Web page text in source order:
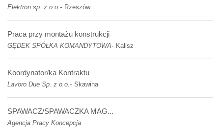
Elektron sp. z o.o.- Rzeszów
Praca przy montażu konstrukcji
GĘDEK SPÓŁKA KOMANDYTOWA- Kalisz
Koordynator/ka Kontraktu
Lavoro Due Sp. z o.o.- Skawina
SPAWACZ/SPAWACZKA MAG...
Agencja Pracy Koncepcja